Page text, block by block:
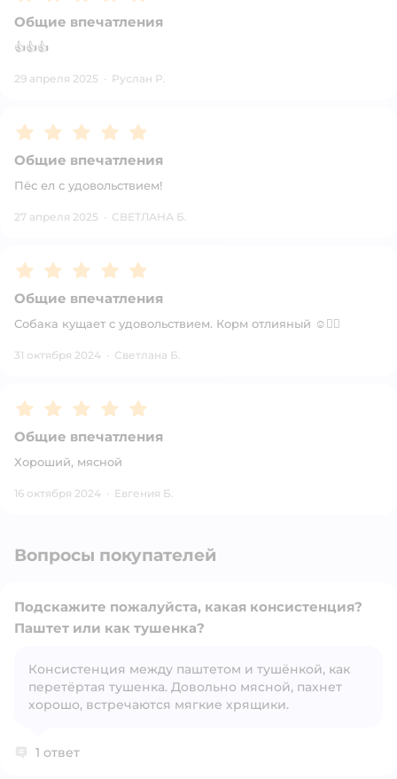
Общие впечатления
👍👍👍
29 апреля 2025 · Руслан Р.
Рейтинг:5
Общие впечатления
Пёс ел с удовольствием!
27 апреля 2025 · СВЕТЛАНА Б.
Рейтинг:5
Общие впечатления
Собака кущает с удовольствием. Корм отлияный ☺️👌🏻
31 октября 2024 · Светлана Б.
Рейтинг:5
Общие впечатления
Хороший, мясной
16 октября 2024 · Евгения Б.
Вопросы покупателей
Открыть вопрос
Подскажите пожалуйста, какая консистенция?
Паштет или как тушенка?
Консистенция между паштетом и тушёнкой, как
перетёртая тушенка. Довольно мясной, пахнет
хорошо, встречаются мягкие хрящики.
1 ответ